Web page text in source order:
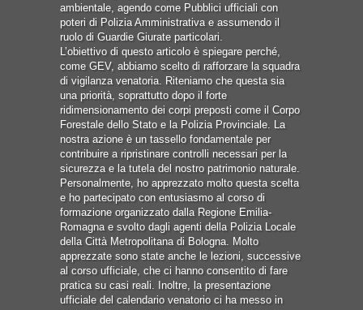
ambientale, agendo come Pubblici ufficiali con
poteri di Polizia Amministrativa e assumendo il
ruolo di Guardie Giurate particolari.
L’obiettivo di questo articolo è spiegare perché,
come GEV, abbiamo scelto di rafforzare la squadra
di vigilanza venatoria. Riteniamo che questa sia
una priorità, soprattutto dopo il forte
ridimensionamento dei corpi preposti come il Corpo
Forestale dello Stato e la Polizia Provinciale. La
nostra azione è un tassello fondamentale per
contribuire a ripristinare controlli necessari per la
sicurezza e la tutela del nostro patrimonio naturale.
Personalmente, ho apprezzato molto questa scelta
e ho partecipato con entusiasmo al corso di
formazione organizzato dalla Regione Emilia-
Romagna e svolto dagli agenti della Polizia Locale
della Città Metropolitana di Bologna. Molto
apprezzate sono state anche le lezioni, successive
al corso ufficiale, che ci hanno consentito di fare
pratica su casi reali. Inoltre, la presentazione
ufficiale del calendario venatorio ci ha messo in